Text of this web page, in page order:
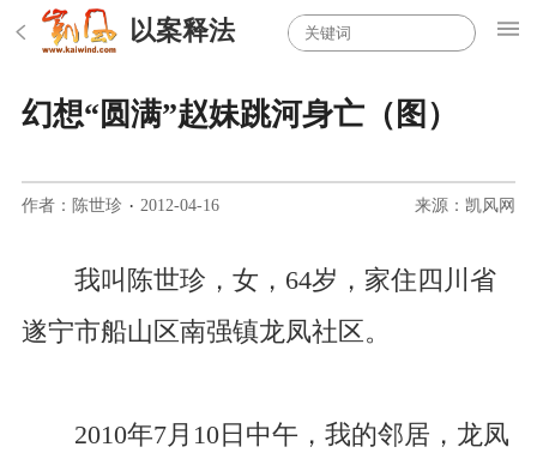
以案释法
幻想“圆满”赵妹跳河身亡（图）
作者：陈世珍 · 2012-04-16 来源：凯风网
我叫陈世珍，女，64岁，家住四川省
遂宁市船山区南强镇龙凤社区。
2010年7月10日中午，我的邻居，龙凤